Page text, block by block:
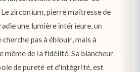
zirconium, pierre maîtresse de
une lumière intérieure, un
pas à éblouir, mais à
même de la fidélité. Sa blancheur
de pureté et d'intégrité, est